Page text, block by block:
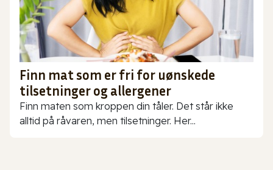
Finn mat som er fri for uønskede
tilsetninger og allergener
Finn maten som kroppen din tåler. Det står ikke
alltid på råvaren, men tilsetninger. Her...